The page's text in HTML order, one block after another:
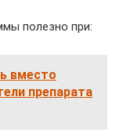
полезно при:
вместо
препарата